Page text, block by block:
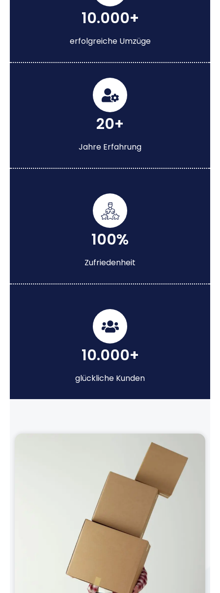
10.000+
erfolgreiche Umzüge
20+
Jahre Erfahrung
100%
Zufriedenheit
10.000+
glückliche Kunden